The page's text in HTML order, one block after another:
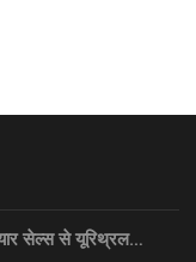
सेल्स से यूरिथ्रल…